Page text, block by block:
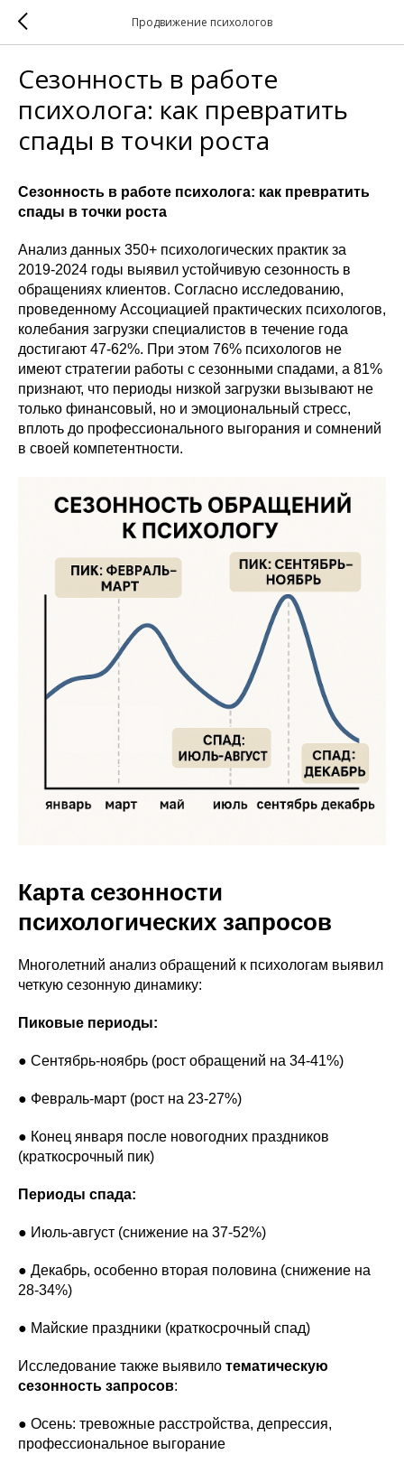
Продвижение психологов
Сезонность в работе
психолога: как превратить
спады в точки роста
Сезонность в работе психолога: как превратить
спады в точки роста
Анализ данных 350+ психологических практик за
2019-2024 годы выявил устойчивую сезонность в
обращениях клиентов. Согласно исследованию,
проведенному Ассоциацией практических психологов,
колебания загрузки специалистов в течение года
достигают 47-62%. При этом 76% психологов не
имеют стратегии работы с сезонными спадами, а 81%
признают, что периоды низкой загрузки вызывают не
только финансовый, но и эмоциональный стресс,
вплоть до профессионального выгорания и сомнений
в своей компетентности.
Карта сезонности
психологических запросов
Многолетний анализ обращений к психологам выявил
четкую сезонную динамику:
Пиковые периоды:
● Сентябрь-ноябрь (рост обращений на 34-41%)
● Февраль-март (рост на 23-27%)
● Конец января после новогодних праздников
(краткосрочный пик)
Периоды спада:
● Июль-август (снижение на 37-52%)
● Декабрь, особенно вторая половина (снижение на
28-34%)
● Майские праздники (краткосрочный спад)
Исследование также выявило тематическую
сезонность запросов:
● Осень: тревожные расстройства, депрессия,
профессиональное выгорание